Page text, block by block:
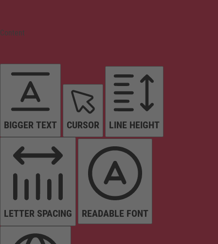
Content
BIGGER TEXT CURSOR LINE HEIGHT
LETTER SPACING READABLE FONT